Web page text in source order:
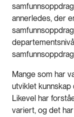
annerledes, der
Mange som har
utviklet
Likevel har
variert, og det